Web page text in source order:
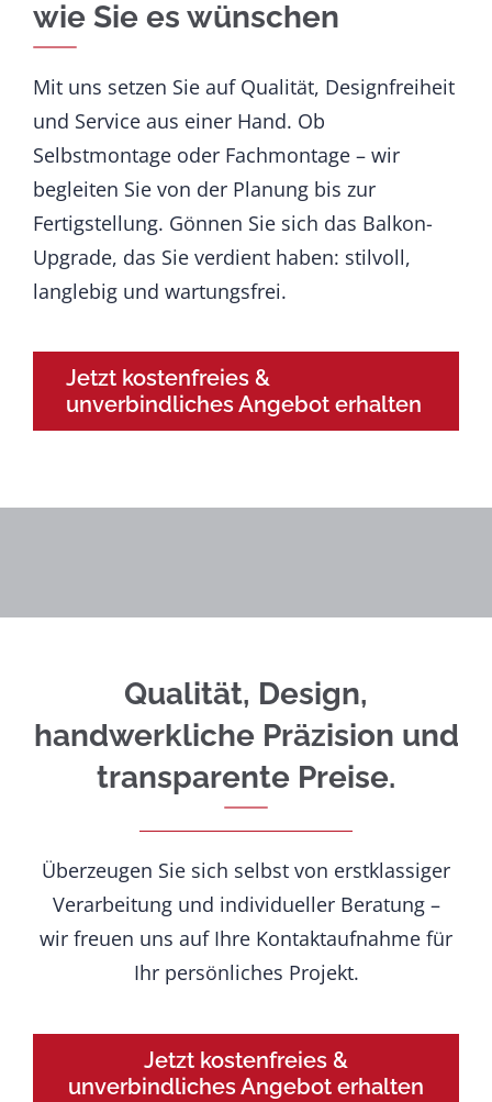
wie Sie es wünschen
Mit uns setzen Sie auf Qualität, Designfreiheit
und Service aus einer Hand. Ob
Selbstmontage oder Fachmontage – wir
begleiten Sie von der Planung bis zur
Fertigstellung. Gönnen Sie sich das Balkon-
Upgrade, das Sie verdient haben: stilvoll,
langlebig und wartungsfrei.
Jetzt kostenfreies &
unverbindliches Angebot erhalten
Qualität, Design,
handwerkliche Präzision und
transparente Preise.
Überzeugen Sie sich selbst von erstklassiger
Verarbeitung und individueller Beratung –
wir freuen uns auf Ihre Kontaktaufnahme für
Ihr persönliches Projekt.
Jetzt kostenfreies &
unverbindliches Angebot erhalten